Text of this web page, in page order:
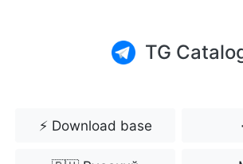
TG
⚡️ Download base